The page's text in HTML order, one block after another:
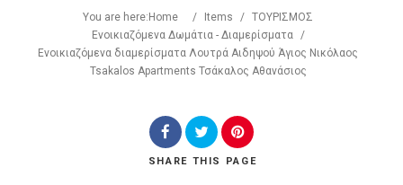
You are here: Home / Items / ΤΟΥΡΙΣΜΟΣ
Ενοικιαζόμενα Δωμάτια - Διαμερίσματα
/
Ενοικιαζόμενα διαμερίσματα Λουτρά Αιδηψού Άγιος Νικόλαος
Tsakalos Apartments Τσάκαλος Αθανάσιος
SHARE THIS PAGE